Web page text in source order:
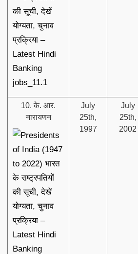
10. के. आर.
नारायणन
July
25th,
1997
July
25th,
2002